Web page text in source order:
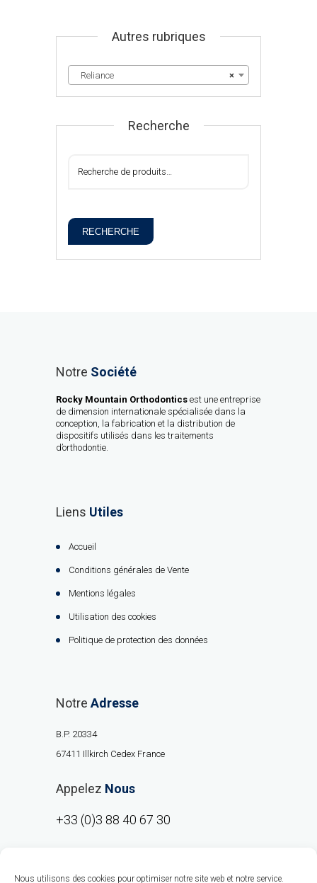
Nous utilisons des cookies pour optimiser notre site web et notre service.
Autres rubriques
×
Reliance
Recherche
RECHERCHE
Notre Société
Rocky Mountain Orthodontics est une entreprise
de dimension internationale spécialisée dans la
conception, la fabrication et la distribution de
dispositifs utilisés dans les traitements
d’orthodontie.
Liens Utiles
Accueil
Conditions générales de Vente
Mentions légales
Utilisation des cookies
Politique de protection des données
Notre Adresse
B.P. 20334
67411 Illkirch Cedex France
Appelez Nous
+33 (0)3 88 40 67 30